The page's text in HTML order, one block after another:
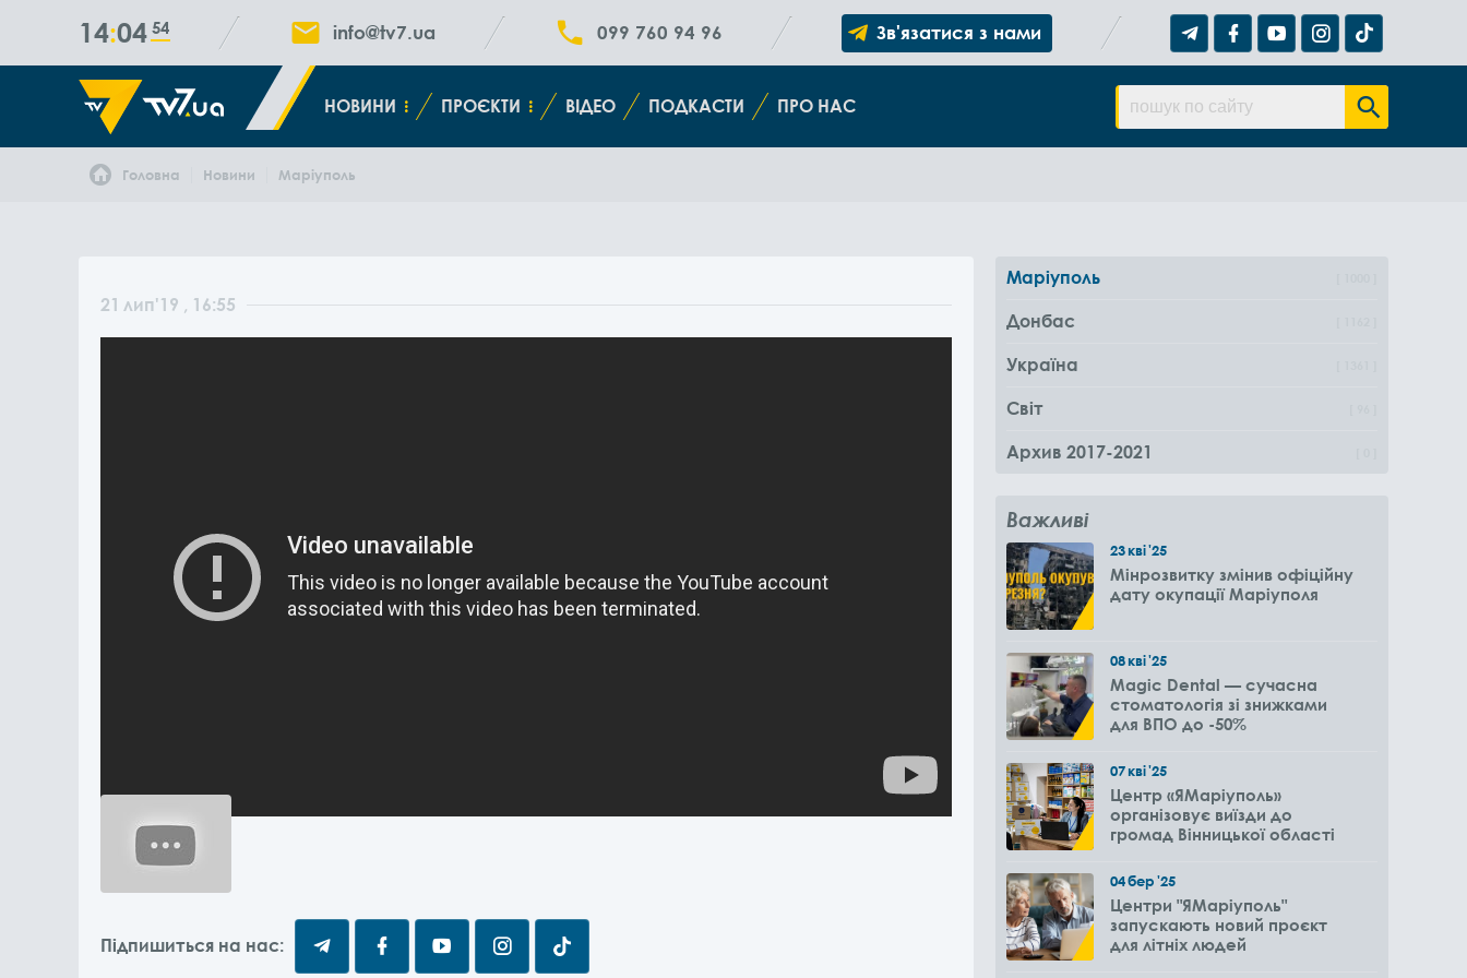
14 04 54 info@tv7.ua 099 760 94 96 Зв'язатися з нами
НОВИНИ ПРОЄКТИ ВІДЕО ПОДКАСТИ ПРО НАС
Головна Новини Маріуполь
21 лип'19 , 16:55
Підпишиться на нас:
Маріуполь
Донбас
Україна
Світ
Архив 2017-2021
Важливі
23кві'25
Мінрозвитку змінив офіційну
дату окупації Маріуполя
08кві'25
Magic Dental — сучасна
стоматологія зі знижками
для ВПО до -50%
07кві'25
Центр «ЯМаріуполь»
організовує виїзди до
громад Вінницької області
04бер'25
Центри "ЯМаріуполь"
запускають новий проєкт
для літніх людей